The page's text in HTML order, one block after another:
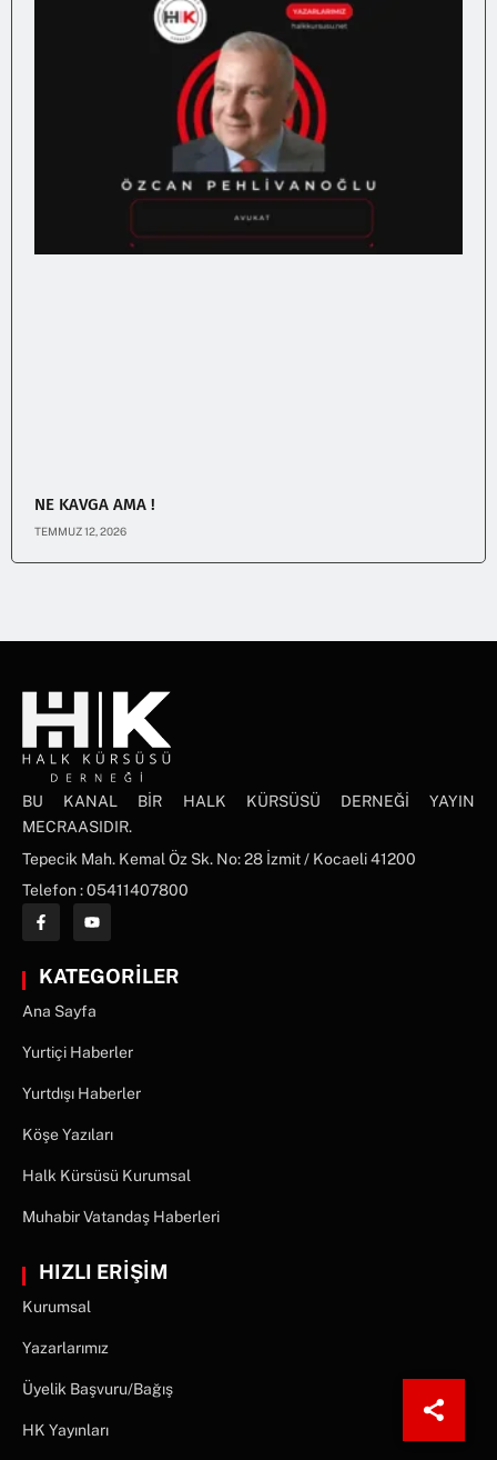
NE KAVGA AMA !
TEMMUZ 12, 2026
BU KANAL BİR HALK KÜRSÜSÜ DERNEĞİ YAYIN
MECRAASIDIR.
Tepecik Mah. Kemal Öz Sk. No: 28 İzmit / Kocaeli 41200
Telefon : 05411407800
KATEGORİLER
Ana Sayfa
Yurtiçi Haberler
Yurtdışı Haberler
Köşe Yazıları
Halk Kürsüsü Kurumsal
Muhabir Vatandaş Haberleri
HIZLI ERİŞİM
Kurumsal
Yazarlarımız
Üyelik Başvuru/Bağış
HK Yayınları